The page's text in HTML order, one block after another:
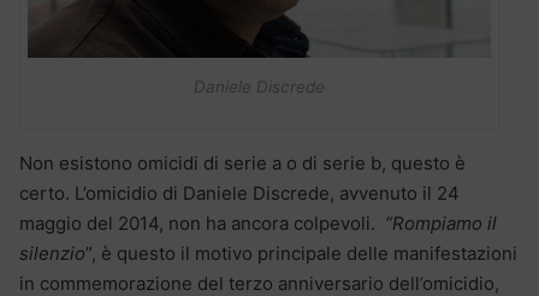
Daniele Discrede
Non esistono omicidi di serie a o di serie b, questo è
certo. L’omicidio di Daniele Discrede, avvenuto il 24
maggio del 2014, non ha ancora colpevoli. “Rompiamo il
silenzio”, è questo il motivo principale delle manifestazioni
in commemorazione del terzo anniversario dell’omicidio,